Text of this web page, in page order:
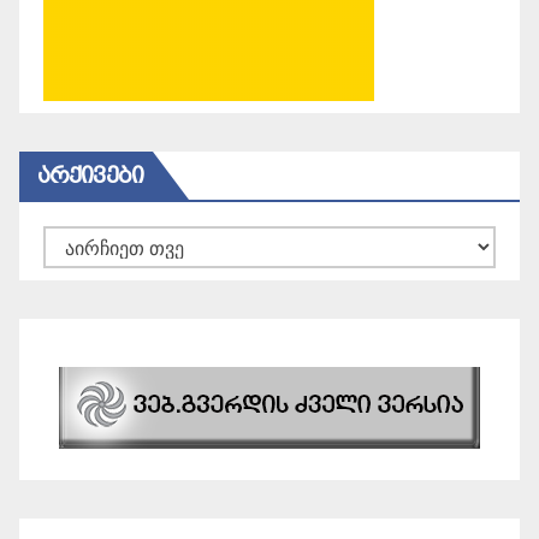
ᲐᲠᲥᲘᲕᲔᲑᲘ
არქივები